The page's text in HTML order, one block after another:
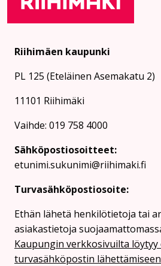
Riihimäen kaupunki
PL 125 (Eteläinen Asemakatu 2)
11101 Riihimäki
Vaihde: 019 758 4000
Sähköpostiosoitteet:
etunimi.sukunimi@riihimaki.fi
Turvasähköpostiosoite:
Ethän lähetä henkilötietoja tai
asiakastietoja
Kaupungin verkkosivuilta löytyy
turvasähköpostin